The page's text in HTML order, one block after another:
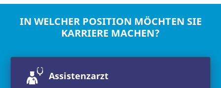
IN WELCHER POSITION MÖCHTEN SIE
KARRIERE MACHEN?
Assistenzarzt